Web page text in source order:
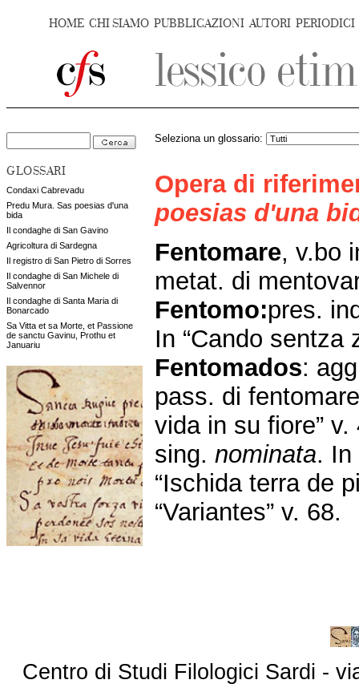
HOME CHI SIAMO PUBBLICAZIONI AUTORI PERIODICI
GLOSSARI
Condaxi Cabrevadu
Predu Mura. Sas poesias d'una
bida
Il condaghe di San Gavino
Agricoltura di Sardegna
Il registro di San Pietro di Sorres
Il condaghe di San Michele di
Salvennor
Il condaghe di Santa Maria di
Bonarcado
Sa Vitta et sa Morte, et Passione
de sanctu Gavinu, Prothu et
Januariu
Seleziona un glossario:
Opera di
poesias d'una
Fentomare, v.bo
metat. di
Fentomo:pres.
In “Cando sentza
Fentomados:
pass. di
vida in su fiore”
sing. nominata. In
“Ischida terra de
“Variantes” v. 68.
Centro di Studi Filologici Sardi -